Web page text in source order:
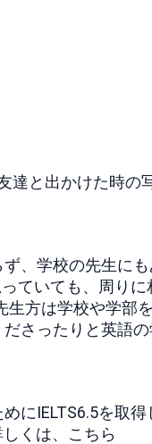
達と出かけた時の
、学校の先生に
ていても、周り
方は学校や学部
さったりと英語
にIELTS6.5を取得
くは、こちら